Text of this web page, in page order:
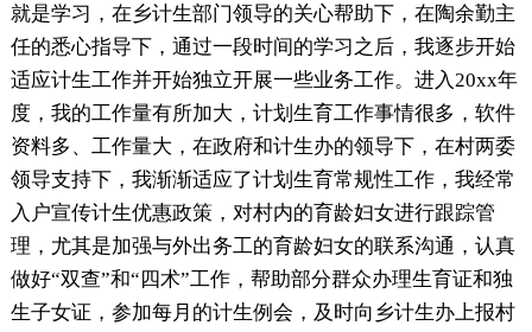
就是学习，在乡计生部门领导的关心帮助下，在陶余勤主
任的悉心指导下，通过一段时间的学习之后，我逐步开始
适应计生工作并开始独立开展一些业务工作。进入20xx年
度，我的工作量有所加大，计划生育工作事情很多，软件
资料多、工作量大，在政府和计生办的领导下，在村两委
领导支持下，我渐渐适应了计划生育常规性工作，我经常
入户宣传计生优惠政策，对村内的育龄妇女进行跟踪管
理，尤其是加强与外出务工的育龄妇女的联系沟通，认真
做好“双查”和“四术”工作，帮助部分群众办理生育证和独
生子女证，参加每月的计生例会，及时向乡计生办上报村